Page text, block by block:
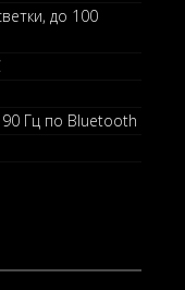
до 100
Гц по Bluetooth